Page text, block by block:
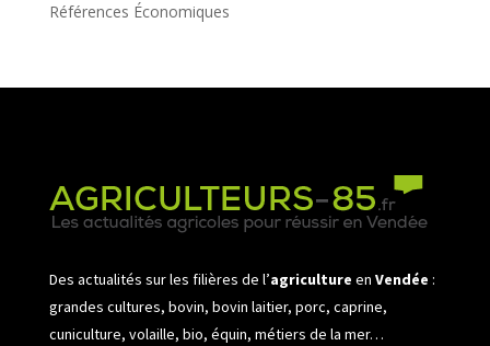
Références Économiques
Des actualités sur les filières de l’agriculture en Vendée :
grandes cultures, bovin, bovin laitier, porc, caprine,
cuniculture, volaille, bio, équin, métiers de la mer…